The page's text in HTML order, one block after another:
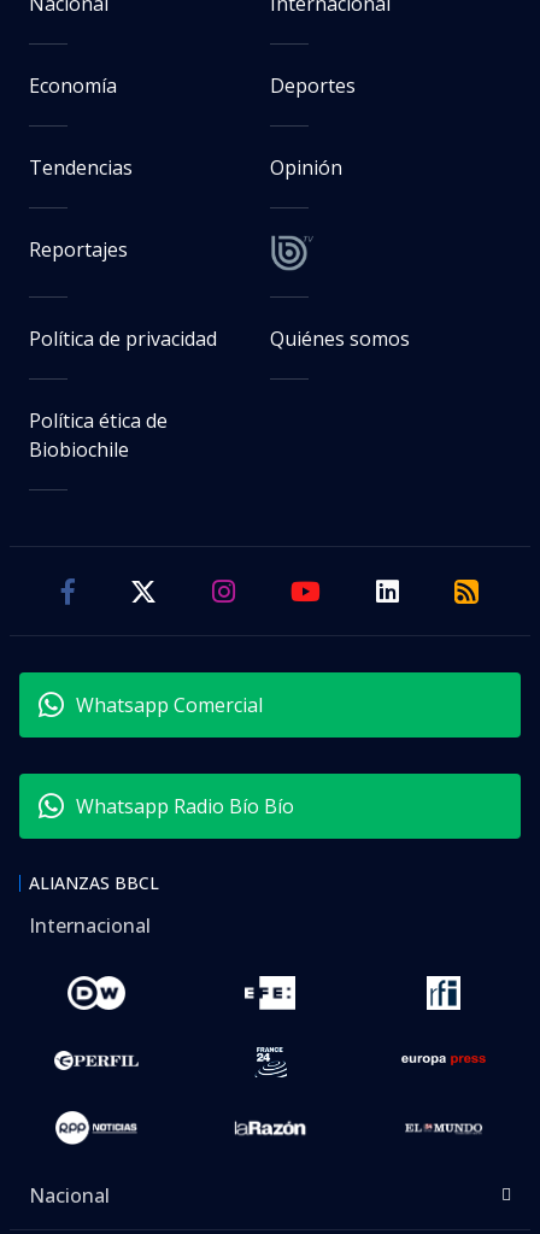
Economía Deportes
Tendencias Opinión
Reportajes
Política de privacidad Quiénes somos
Política ética de
Biobiochile
Whatsapp Comercial
Whatsapp Radio Bío Bío
ALIANZAS BBCL
Internacional
Nacional